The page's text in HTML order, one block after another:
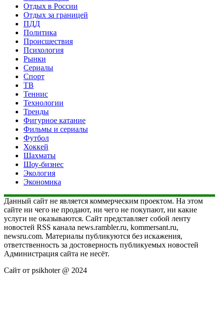
Отдых в России
Отдых за границей
ПДД
Политика
Происшествия
Психология
Рынки
Сериалы
Спорт
ТВ
Теннис
Технологии
Тренды
Фигурное катание
Фильмы и сериалы
Футбол
Хоккей
Шахматы
Шоу-бизнес
Экология
Экономика
Данный сайт не является коммерческим проектом. На этом
сайте ни чего не продают, ни чего не покупают, ни какие
услуги не оказываются. Сайт представляет собой ленту
новостей RSS канала news.rambler.ru, kommersant.ru,
newsru.com. Материалы публикуются без искажения,
ответственность за достоверность публикуемых новостей
Администрация сайта не несёт.
Сайт от psikhoter @ 2024